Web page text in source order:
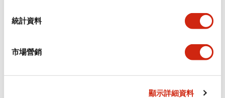
統計資料
市場營銷
顯示詳細資料
機械規格